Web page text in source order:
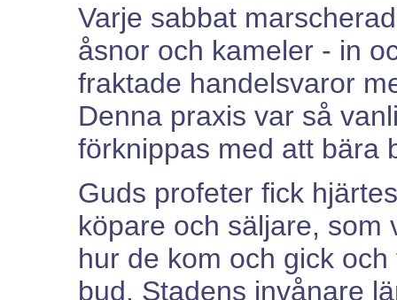
Varje sabbat
åsnor och kameler - in
fraktade handelsvaror
Denna praxis var så
förknippas med att bära
Guds profeter fick
köpare och säljare, som
hur de kom och gick
bud. Stadens invånare